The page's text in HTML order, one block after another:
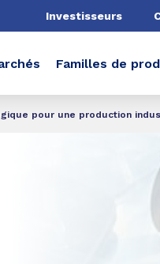
Investisseurs
Familles de
pour une production